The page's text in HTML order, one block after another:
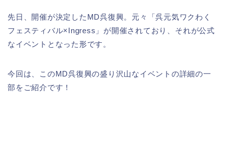
先日、開催が決定したMD呉復興。元々「呉元気ワクわく
フェスティバル×Ingress」が開催されており、それが公式
なイベントとなった形です。
今回は、このMD呉復興の盛り沢山なイベントの詳細の一
部をご紹介です！